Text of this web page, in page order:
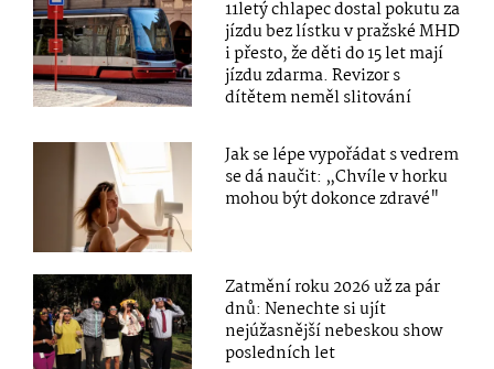
11letý chlapec dostal pokutu za
jízdu bez lístku v pražské MHD
i přesto, že děti do 15 let mají
jízdu zdarma. Revizor s
dítětem neměl slitování
Jak se lépe vypořádat s vedrem
se dá naučit: „Chvíle v horku
mohou být dokonce zdravé"
Zatmění roku 2026 už za pár
dnů: Nenechte si ujít
nejúžasnější nebeskou show
posledních let